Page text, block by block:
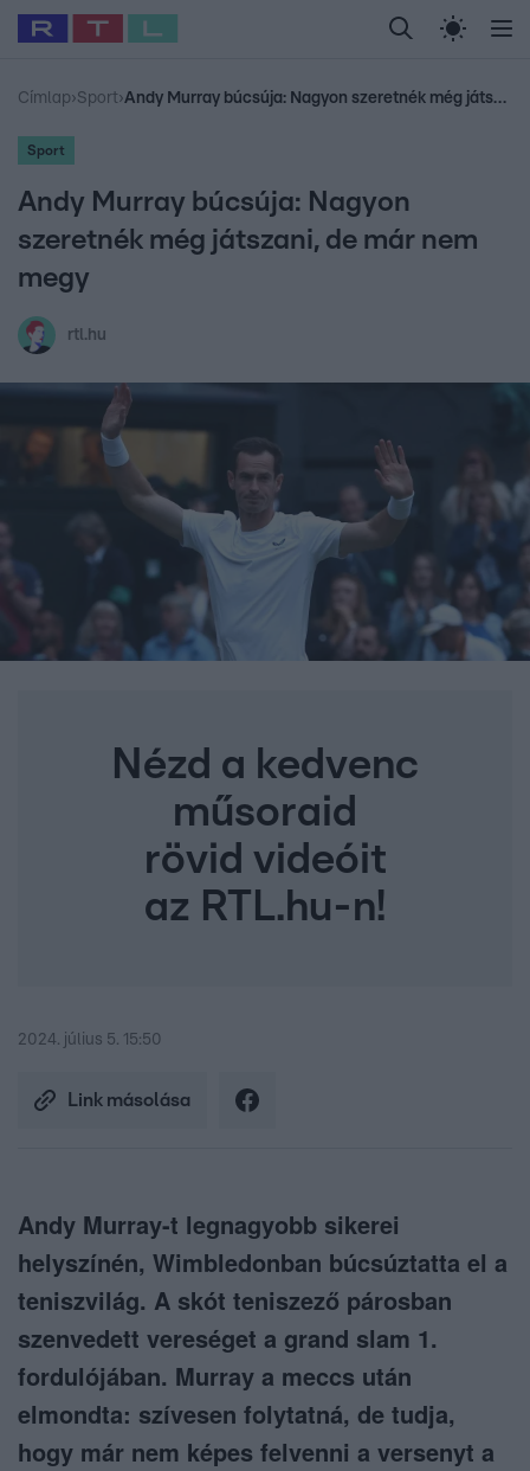
Legfrissebb RTL Híradó Randi Celeb vagyok,
Babits Marcella Most Wanted Gallusz
Címlap›Sport› Andy Murray búcsúja: Nagyon szeretnék még játszani, de már nem megy
Sport
Andy Murray búcsúja: Nagyon
szeretnék még játszani, de már nem
megy
rtl.hu
Nézd a kedvenc
műsoraid
rövid videóit
az RTL.hu-n!
2024. július 5. 15:50
Link másolása
Andy Murray-t legnagyobb sikerei
helyszínén, Wimbledonban búcsúztatta el a
teniszvilág. A skót teniszező párosban
szenvedett vereséget a grand slam 1.
fordulójában. Murray a meccs után
elmondta: szívesen folytatná, de tudja,
hogy már nem képes felvenni a versenyt a